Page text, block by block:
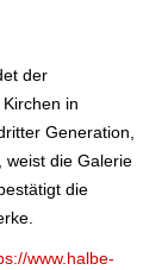
der
in
Generation,
weist die Galerie
die
www.halbe-